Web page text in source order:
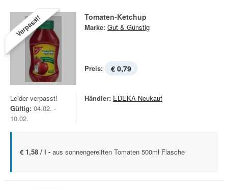
Verpasst! Tomaten-Ketchup
Marke: Gut & Günstig
Preis: € 0,79
Leider verpasst!
Gültig: 04.02. -
10.02.
Händler: EDEKA Neukauf
€ 1,58 / l - aus sonnengereiften Tomaten 500ml Flasche